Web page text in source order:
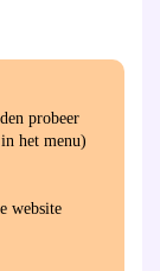
probeer
het menu)
website